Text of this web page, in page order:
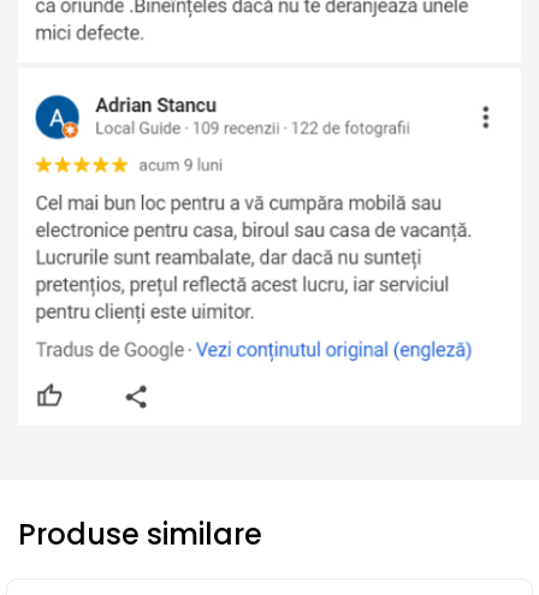
Produse similare